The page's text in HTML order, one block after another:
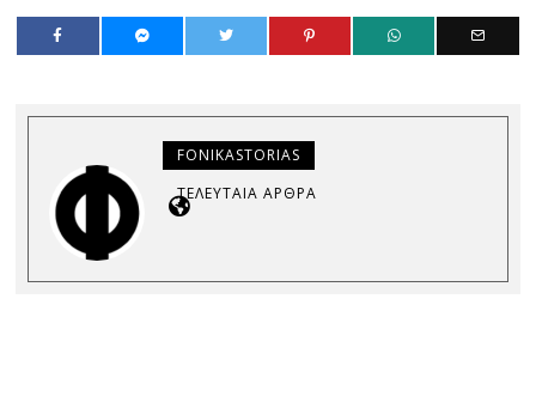
FONIKASTORIAS
ΤΕΛΕΥΤΑΊΑ ΆΡΘΡΑ